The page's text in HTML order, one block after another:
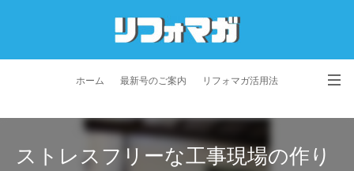
ホーム 最新号のご案内 リフォマガ活用法
お問い合わせ よくあるご質問
利用規約 会社概要
ストレスフリーな工事現場の作り